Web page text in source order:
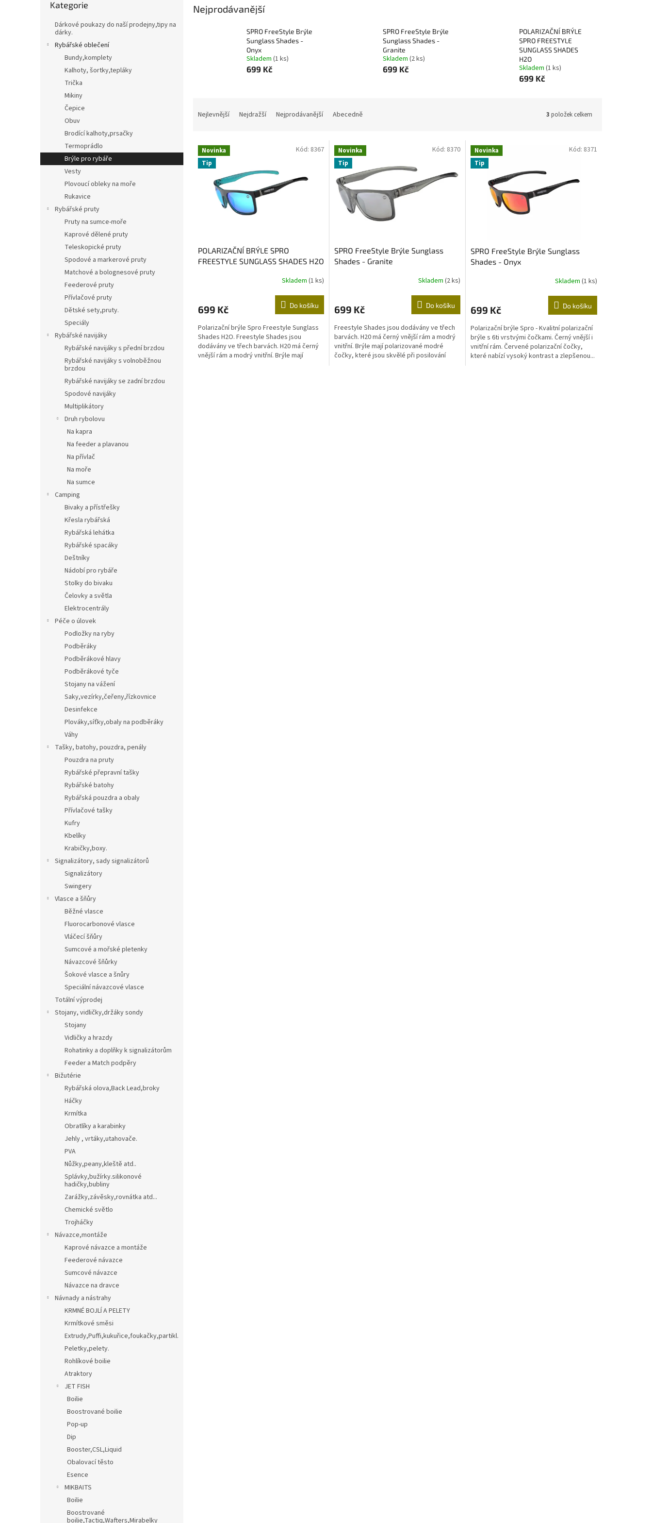
Třpytky,plandavky,Spinnerbaity,Spintaily Bižutérie-dravci
Nafukovací čluny a Belly Boaty Kontakty Značky
kategorie
Kategorie
Dárkové poukazy do naší prodejny,tipy na
dárky.
Rybářské oblečení
Bundy,komplety
Kalhoty, šortky,tepláky
Trička
Mikiny
Čepice
Obuv
Brodící kalhoty,prsačky
Termoprádlo
Brýle pro rybáře
Vesty
Plovoucí obleky na moře
Rukavice
Rybářské pruty
Pruty na sumce-moře
Kaprové dělené pruty
Teleskopické pruty
Spodové a markerové pruty
Matchové a bolognesové pruty
Feederové pruty
Přívlačové pruty
Dětské sety,pruty.
Speciály
Rybářské navijáky
Rybářské navijáky s přední brzdou
Rybářské navijáky s volnoběžnou
brzdou
Rybářské navijáky se zadní brzdou
Spodové navijáky
Multiplikátory
Druh rybolovu
Na kapra
Na feeder a plavanou
Na přívlač
Na moře
Na sumce
Camping
Bivaky a přístřešky
Křesla rybářská
Rybářská lehátka
Rybářské spacáky
Deštníky
Nádobí pro rybáře
Stolky do bivaku
Čelovky a světla
Elektrocentrály
Péče o úlovek
Podložky na ryby
Podběráky
Podběrákové hlavy
Podběrákové tyče
Stojany na vážení
Saky,vezírky,čeřeny,řízkovnice
Desinfekce
Plováky,síťky,obaly na podběráky
Váhy
Tašky, batohy, pouzdra, penály
Pouzdra na pruty
Rybářské přepravní tašky
Rybářské batohy
Rybářská pouzdra a obaly
Přívlačové tašky
Kufry
Kbelíky
Krabičky,boxy.
Signalizátory, sady signalizátorů
Signalizátory
Swingery
Vlasce a šňůry
Běžné vlasce
Fluorocarbonové vlasce
Vláčecí šňůry
Sumcové a mořské pletenky
Návazcové šňůrky
Šokové vlasce a šnůry
Speciální návazcové vlasce
Totální výprodej
Stojany, vidličky,držáky sondy
Stojany
Vidličky a hrazdy
Rohatinky a doplňky k signalizátorům
Feeder a Match podpěry
Bižutérie
Rybářská olova,Back Lead,broky
Háčky
Krmítka
Obratlíky a karabinky
Jehly , vrtáky,utahovače.
PVA
Nůžky,peany,kleště atd..
Splávky,bužírky.silikonové
hadičky,bubliny
Zarážky,závěsky,rovnátka atd...
Chemické světlo
Trojháčky
Návazce,montáže
Kaprové návazce a montáže
Feederové návazce
Sumcové návazce
Návazce na dravce
Návnady a nástrahy
KRMNÉ BOJLÍ A PELETY
Krmítkové směsi
Extrudy,Puffi,kukuřice,foukačky,partikl.
Peletky,pelety.
Rohlíkové boilie
Atraktory
JET FISH
Boilie
Boostrované boilie
Pop-up
Dip
Booster,CSL,Liquid
Obalovací těsto
Esence
MIKBAITS
Boilie
Boostrované
boilie,Tactiq,Wafters,Mirabelky
Nejprodávanější
SPRO FreeStyle Brýle
Sunglass Shades -
Onyx
Skladem (1 ks)
699 Kč
SPRO FreeStyle Brýle
Sunglass Shades -
Granite
Skladem (2 ks)
699 Kč
POLARIZAČNÍ BRÝLE
SPRO FREESTYLE
SUNGLASS SHADES
H2O
Skladem (1 ks)
699 Kč
n
p
Nejlevnější Nejdražší Nejprodávanější Abecedně 3 položek celkem
V
p
Novinka
Tip
POLARIZAČNÍ BRÝLE SPRO
FREESTYLE SUNGLASS SHADES H2O
Skladem (1 ks)
699 Kč Do košíku
Polarizační brýle Spro Freestyle Sunglass
Shades H2O. Freestyle Shades jsou
dodávány ve třech barvách. H20 má černý
vnější rám a modrý vnitřní. Brýle mají
Kód: 8367
Novinka
Tip
SPRO FreeStyle Brýle Sunglass
Shades - Granite
Skladem (2 ks)
699 Kč Do košíku
Freestyle Shades jsou dodávány ve třech
barvách. H20 má černý vnější rám a modrý
vnitřní. Brýle mají polarizované modré
čočky, které jsou skvělé při posilování
Kód: 8370
Novinka
Tip
SPRO FreeStyle Brýle Sunglass
Shades - Onyx
Skladem (1 ks)
699 Kč Do košíku
Polarizační brýle Spro - Kvalitní polarizační
brýle s 6ti vrstvými čočkami. Černý vnější i
vnitřní rám. Červené polarizační čočky,
které nabízí vysoký kontrast a zlepšenou...
Kód: 8371